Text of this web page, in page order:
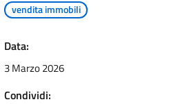
vendita immobili
Data:
3 Marzo 2026
Condividi: